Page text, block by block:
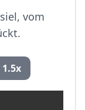
vom
1.5x